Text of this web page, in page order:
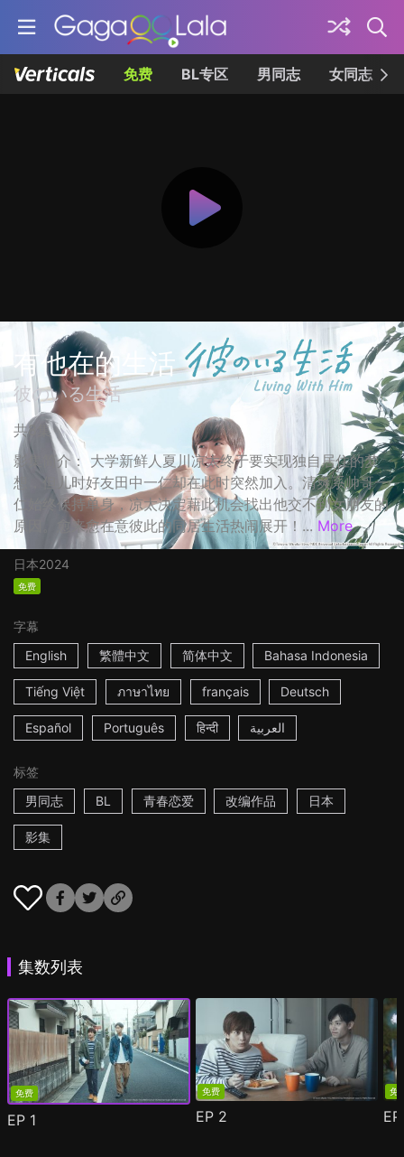
免费 BL专区 男同志 女同志
有他在的生活
彼のいる生活
共8集
影集简介： 大学新鲜人夏川凉太终于要实现独自居住的梦
想，但儿时好友田中一仁却在此时突然加入。清爽系帅哥一
仁始终保持单身，凉太决定藉此机会找出他交不到女朋友的
原因。愈来愈在意彼此的同居生活热闹展开！... More
日本2024
免费
字幕
English
繁體中文 简体中文 Bahasa Indonesia
Tiếng Việt ภาษาไทย français Deutsch
Español Português हिन्दी العربية
标签
男同志
BL 青春恋爱 改编作品 日本
影集
集数列表
免费
EP 1
免费
EP 2
免